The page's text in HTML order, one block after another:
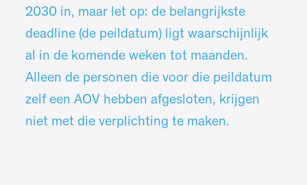
2030 in, maar let op: de belangrijkste
deadline (de peildatum) ligt waarschijnlijk
al in de komende weken tot maanden.
Alleen de personen die voor die peildatum
zelf een AOV hebben afgesloten, krijgen
niet met die verplichting te maken.